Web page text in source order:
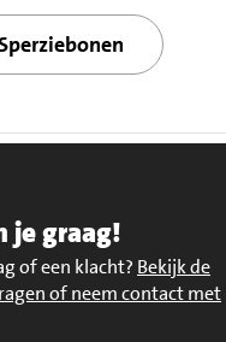
je graag!
of een klacht? Bekijk de
of neem contact met